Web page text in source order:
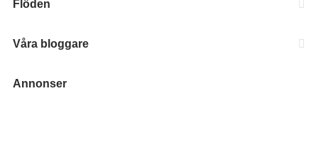
Flöden
Våra bloggare
Annonser